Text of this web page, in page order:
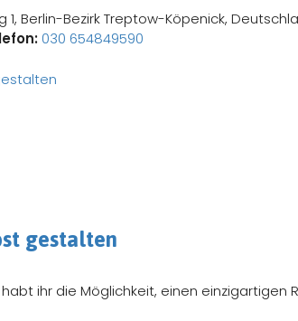
1, Berlin-Bezirk Treptow-Köpenick,
030 654849590
gestalten
ihr die Möglichkeit, einen einzigartigen